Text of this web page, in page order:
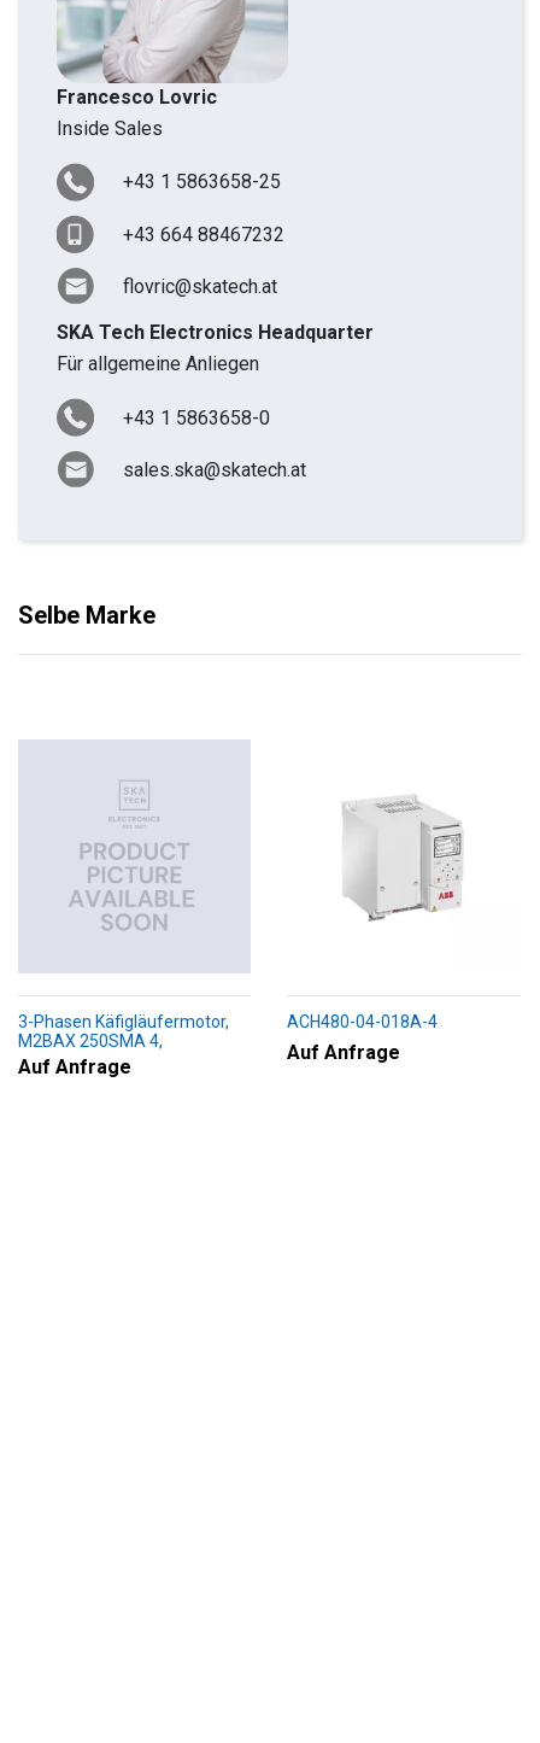
Francesco Lovric
Inside Sales
+43 1 5863658-25
+43 664 88467232
flovric@skatech.at
SKA Tech Electronics Headquarter
Für allgemeine Anliegen
+43 1 5863658-0
sales.ska@skatech.at
Selbe Marke
3-Phasen Käfigläufermotor,
M2BAX 250SMA 4,
+188+230+451+009
Auf Anfrage
ACH480-04-018A-4
Auf Anfrage